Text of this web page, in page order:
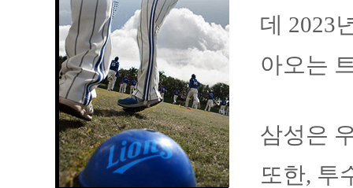
데 2023
아오는
삼성은
또한, 투